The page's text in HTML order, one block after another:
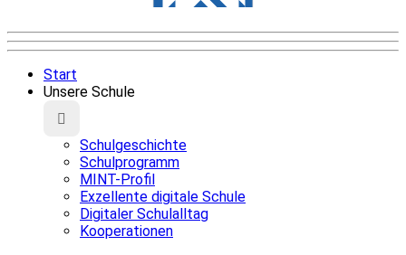
Start
Unsere Schule
Schulgeschichte
Schulprogramm
MINT-Profil
Exzellente digitale Schule
Digitaler Schulalltag
Kooperationen